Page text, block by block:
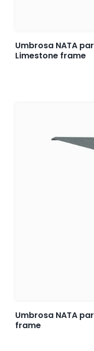
Umbrosa NATA
Limestone frame
Umbrosa NATA
frame